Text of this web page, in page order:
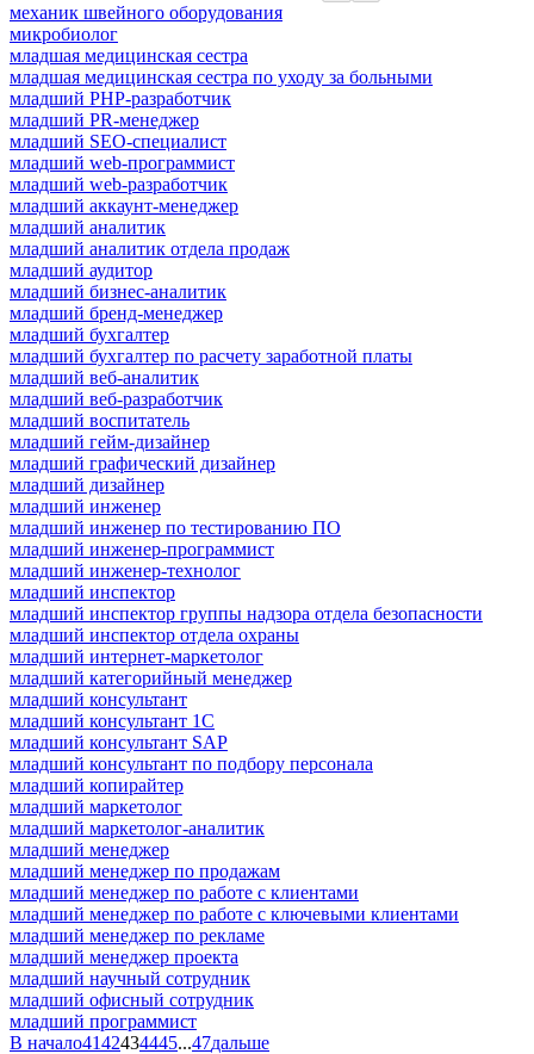
механик швейного оборудования
микробиолог
младшая медицинская сестра
младшая медицинская сестра по уходу за больными
младший PHP-разработчик
младший PR-менеджер
младший SEO-специалист
младший web-программист
младший web-разработчик
младший аккаунт-менеджер
младший аналитик
младший аналитик отдела продаж
младший аудитор
младший бизнес-аналитик
младший бренд-менеджер
младший бухгалтер
младший бухгалтер по расчету заработной платы
младший веб-аналитик
младший веб-разработчик
младший воспитатель
младший гейм-дизайнер
младший графический дизайнер
младший дизайнер
младший инженер
младший инженер по тестированию ПО
младший инженер-программист
младший инженер-технолог
младший инспектор
младший инспектор группы надзора отдела безопасности
младший инспектор отдела охраны
младший интернет-маркетолог
младший категорийный менеджер
младший консультант
младший консультант 1С
младший консультант SAP
младший консультант по подбору персонала
младший копирайтер
младший маркетолог
младший маркетолог-аналитик
младший менеджер
младший менеджер по продажам
младший менеджер по работе с клиентами
младший менеджер по работе с ключевыми клиентами
младший менеджер по рекламе
младший менеджер проекта
младший научный сотрудник
младший офисный сотрудник
младший программист
В начало4142434445...47дальше